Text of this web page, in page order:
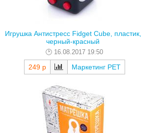
Игрушка Антистресс Fidget Cube, пластик,
черный-красный
16.08.2017 19:50
249 р Маркетинг РЕТ